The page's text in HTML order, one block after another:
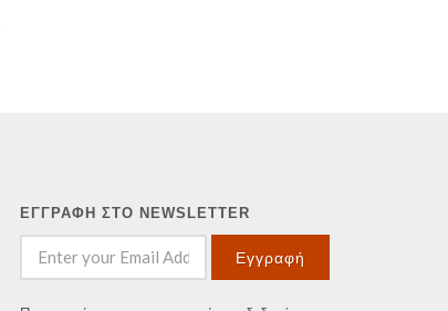
ΕΓΓΡΑΦΗ ΣΤΟ NEWSLETTER
Εγγραφή